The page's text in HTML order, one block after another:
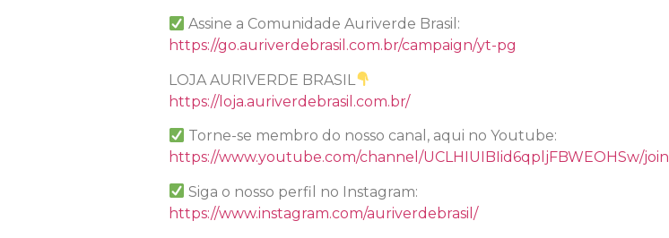
Assine a Comunidade Auriverde Brasil:
https://go.auriverdebrasil.com.br/campaign/yt-pg
LOJA AURIVERDE BRASIL
https://loja.auriverdebrasil.com.br/
Torne-se membro do nosso canal, aqui no Youtube:
https://www.youtube.com/channel/UCLHIUIBIid6qpljFBWEOHSw/join
Siga o nosso perfil no Instagram:
https://www.instagram.com/auriverdebrasil/